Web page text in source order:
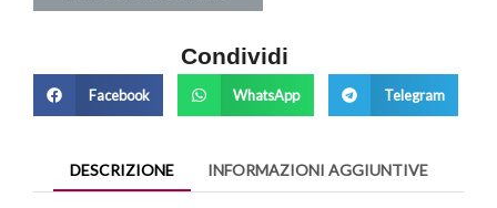
Condividi
Facebook WhatsApp Telegram
DESCRIZIONE INFORMAZIONI AGGIUNTIVE